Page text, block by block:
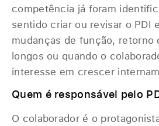
competência já foram
sentido criar ou revisar o PDI
mudanças de função, retorno
longos ou quando o
interesse em crescer
Quem é responsável pelo
O colaborador é o